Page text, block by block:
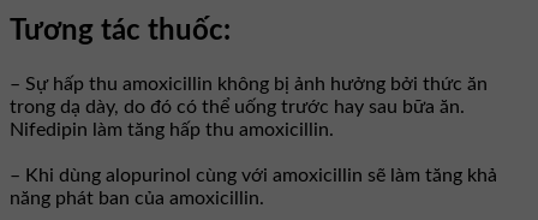
Tương tác thuốc:
– Sự hấp thu amoxicillin không bị ảnh hưởng bởi thức ăn
trong dạ dày, do đó có thể uống trước hay sau bữa ăn.
Nifedipin làm tăng hấp thu amoxicillin.
– Khi dùng alopurinol cùng với amoxicillin sẽ làm tăng khả
năng phát ban của amoxicillin.